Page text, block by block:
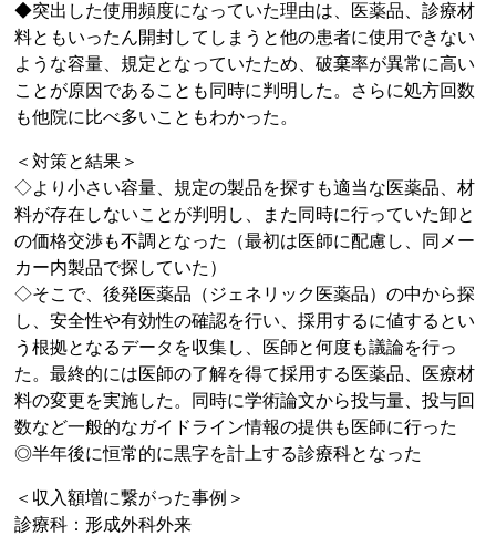
◆突出した使用頻度になっていた理由は、医薬品、診療材
料ともいったん開封してしまうと他の患者に使用できない
ような容量、規定となっていたため、破棄率が異常に高い
ことが原因であることも同時に判明した。さらに処方回数
も他院に比べ多いこともわかった。
＜対策と結果＞
◇より小さい容量、規定の製品を探すも適当な医薬品、材
料が存在しないことが判明し、また同時に行っていた卸と
の価格交渉も不調となった（最初は医師に配慮し、同メー
カー内製品で探していた）
◇そこで、後発医薬品（ジェネリック医薬品）の中から探
し、安全性や有効性の確認を行い、採用するに値するとい
う根拠となるデータを収集し、医師と何度も議論を行っ
た。最終的には医師の了解を得て採用する医薬品、医療材
料の変更を実施した。同時に学術論文から投与量、投与回
数など一般的なガイドライン情報の提供も医師に行った
◎半年後に恒常的に黒字を計上する診療科となった
＜収入額増に繋がった事例＞
診療科：形成外科外来